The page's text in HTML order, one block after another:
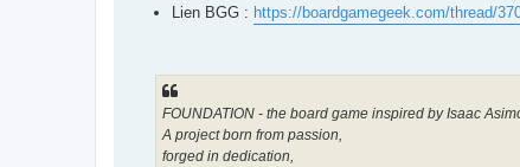
Lien BGG : https://boardgamegeek.com/thread/
FOUNDATION - the board game inspired by Isaac
A project born from passion,
forged in dedication,